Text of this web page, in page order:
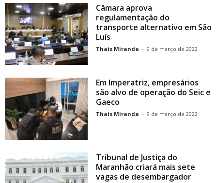
Câmara aprova
regulamentação do
transporte alternativo em São
Luís
Thais Miranda - 9 de março de 2022
Em Imperatriz, empresários
são alvo de operação do Seic e
Gaeco
Thais Miranda - 9 de março de 2022
Tribunal de Justiça do
Maranhão criará mais sete
vagas de desembargador